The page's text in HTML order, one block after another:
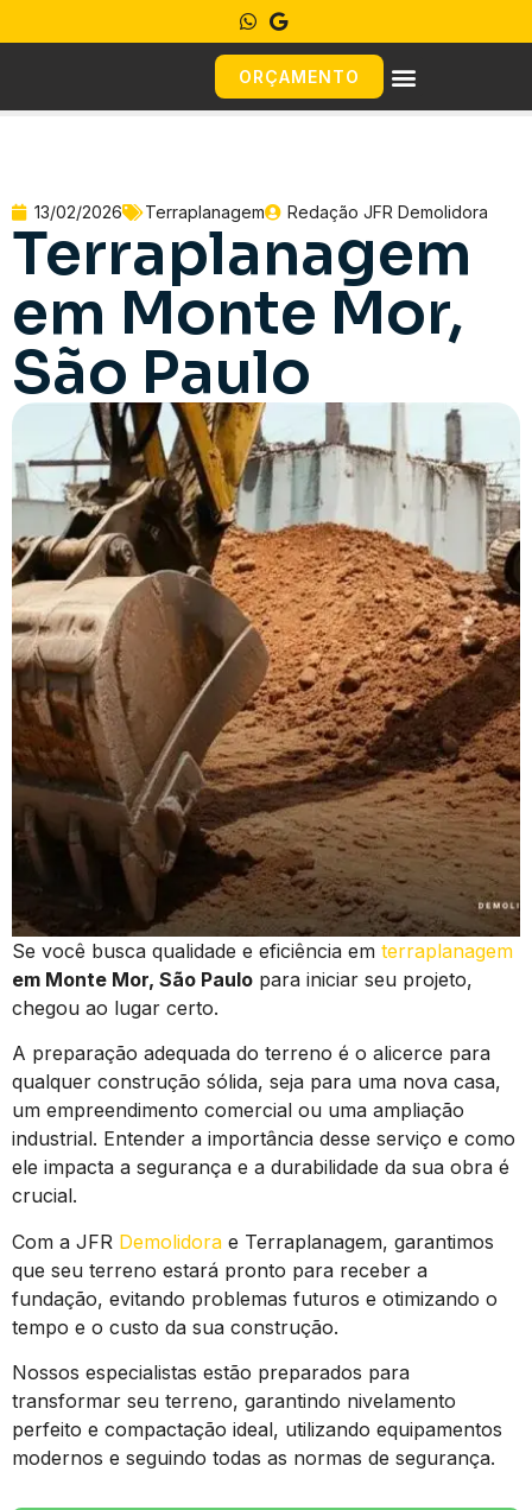
ORÇAMENTO
13/02/2026 Terraplanagem Redação JFR Demolidora
Terraplanagem
em Monte Mor,
São Paulo
Se você busca qualidade e eficiência em terraplanagem
em Monte Mor, São Paulo para iniciar seu projeto,
chegou ao lugar certo.
A preparação adequada do terreno é o alicerce para
qualquer construção sólida, seja para uma nova casa,
um empreendimento comercial ou uma ampliação
industrial. Entender a importância desse serviço e como
ele impacta a segurança e a durabilidade da sua obra é
crucial.
Com a JFR Demolidora e Terraplanagem, garantimos
que seu terreno estará pronto para receber a
fundação, evitando problemas futuros e otimizando o
tempo e o custo da sua construção.
Nossos especialistas estão preparados para
transformar seu terreno, garantindo nivelamento
perfeito e compactação ideal, utilizando equipamentos
modernos e seguindo todas as normas de segurança.